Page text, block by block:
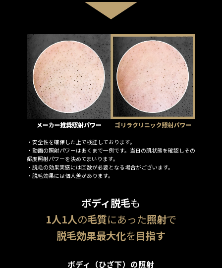
・安全性を確保した上で検証しております。
・動画の照射パワーはあくまで一例です。当日の肌状態を確認しその
都度照射パワーを決めてまいります。
・脱毛の効果実感には回数が必要となる場合がございます。
・脱毛効果には個人差があります。
ボディ脱毛も
1人1人の毛質にあった照射で
脱毛効果最大化を目指す
ボディ（ひざ下）の照射